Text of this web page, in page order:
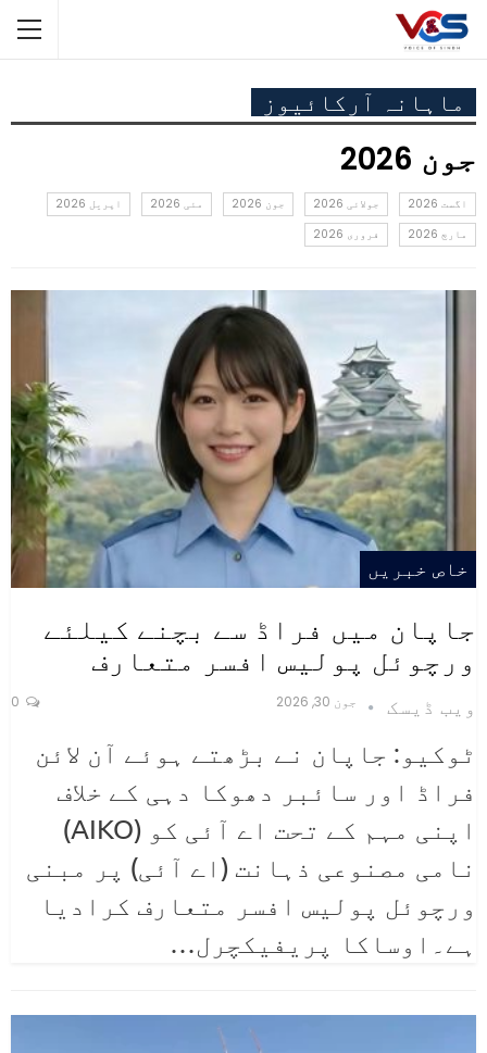
ماہانہ آرکائیوز
جون 2026
اگست 2026 جولائی 2026 جون 2026 مئی 2026
اپریل 2026
مارچ 2026
فروری 2026
خاص خبریں
جاپان میں فراڈ سے بچنے کیلئے
ورچوئل پولیس افسر متعارف
ویب ڈیسک جون 30, 2026
ٹوکیو: جاپان نے بڑھتے ہوئے آن لائن
فراڈ اور سائبر دھوکا دہی کے خلاف
اپنی مہم کے تحت اے آئی کو (AIKO)
نامی مصنوعی ذہانت (اے آئی) پر مبنی
ورچوئل پولیس افسر متعارف کرادیا
ہے۔اوساکا پریفیکچرل…